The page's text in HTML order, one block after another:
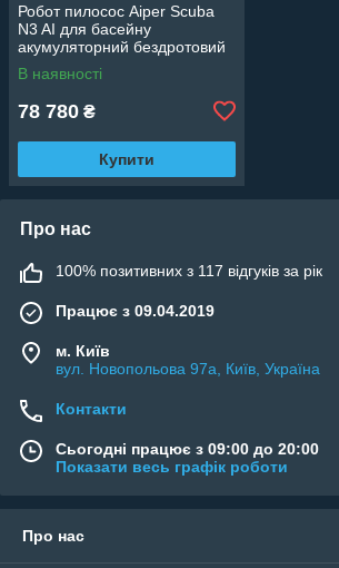
Робот пилосос Aiper Scuba
N3 AI для басейну
акумуляторний бездротовий
з док-станцією та керуванням
через застосунок
В наявності
78 780 ₴
Купити
Про нас
100% позитивних з 117 відгуків за рік
Працює з 09.04.2019
м. Київ
вул. Новопольова 97а, Київ, Україна
Контакти
Сьогодні працює з 09:00 до 20:00
Показати весь графік роботи
Про нас